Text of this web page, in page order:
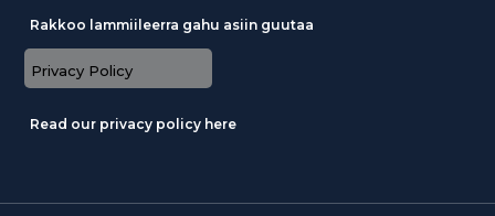
Rakkoo lammiileerra gahu asiin guutaa
Privacy Policy
Read our privacy policy here